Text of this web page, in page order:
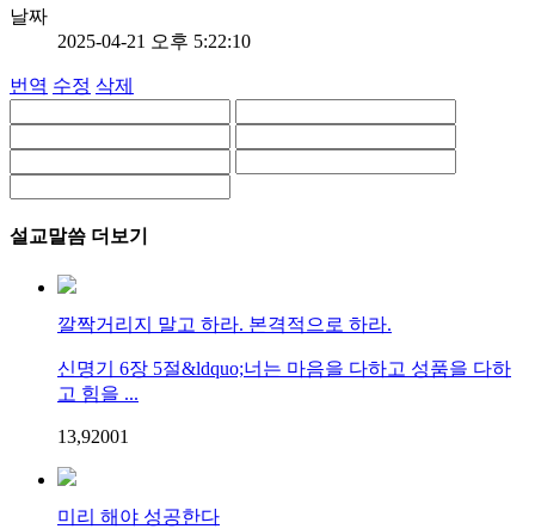
날짜
2025-04-21 오후 5:22:10
번역 수정 삭제
설교말씀 더보기
깔짝거리지 말고 하라. 본격적으로 하라.
신명기 6장 5절&ldquo;너는 마음을 다하고 성품을 다하
고 힘을 ...
13,92001
미리 해야 성공한다